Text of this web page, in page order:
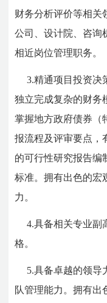
财务分析评价等相关
公司、设计院、咨询
相近岗位管理职务。
3.精通项目投资决
独立完成复杂的财务
掌握地方政府债券（
报流程及评审要点，
的可行性研究报告编
标准。拥有出色的宏
力。
4.具备相关专业副
格。
5.具备卓越的领导
队管理能力。拥有出